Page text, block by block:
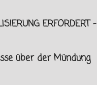
ERFORDERT -
über der Mündung